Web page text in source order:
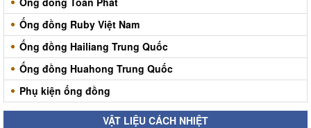
Ống đồng Ruby Việt Nam
Ống đồng Hailiang Trung Quốc
Ống đồng Huahong Trung Quốc
Phụ kiện ống đồng
VẬT LIỆU CÁCH NHIỆT